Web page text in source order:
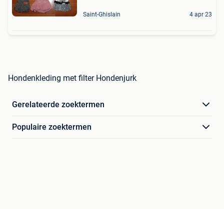
Saint-Ghislain 4 apr 23
Hondenkleding met filter Hondenjurk
Gerelateerde zoektermen
Populaire zoektermen